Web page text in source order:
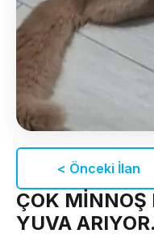
< Önceki İlan
ÇOK MİNNOŞ
YUVA ARIYOR.